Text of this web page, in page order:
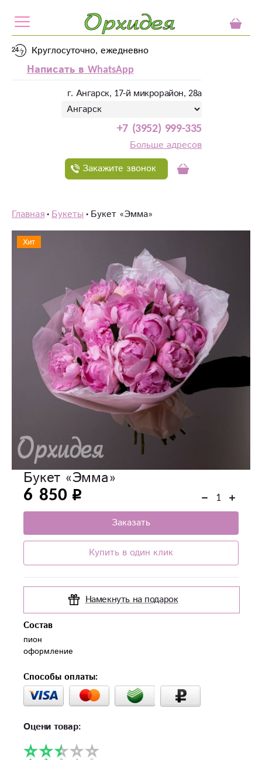
Круглосуточно, ежедневно
Написать в WhatsApp
г. Ангарск, 17-й микрорайон, 28а
+7 (3952) 999-335
Больше адресов
Закажите звонок
Главная Букеты Букет «‎Эмма»‎
Хит
Букет «‎Эмма»‎
6 850
Заказать
Купить в один клик
Намекнуть на подарок
Состав
пион
Способы оплаты:
Оцени товар: